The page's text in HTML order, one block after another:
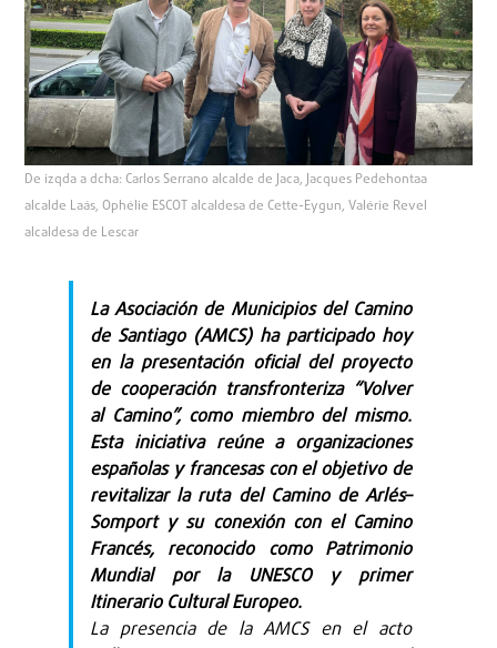
De izqda a dcha: Carlos Serrano alcalde de Jaca, Jacques Pedehontaa
alcalde Laás, Ophélie ESCOT alcaldesa de Cette-Eygun, Valérie Revel
alcaldesa de Lescar
La Asociación de Municipios del Camino
de Santiago (AMCS) ha participado hoy
en la presentación oficial del proyecto
de cooperación transfronteriza “Volver
al Camino”, como miembro del mismo.
Esta iniciativa reúne a organizaciones
españolas y francesas con el objetivo de
revitalizar la ruta del Camino de Arlés–
Somport y su conexión con el Camino
Francés, reconocido como Patrimonio
Mundial por la UNESCO y primer
Itinerario Cultural Europeo.
La presencia de la AMCS en el acto